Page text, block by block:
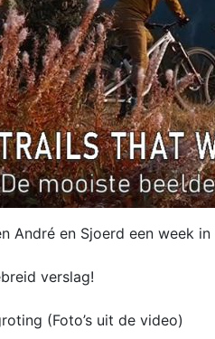
André en Sjoerd een week
verslag!
(Foto’s uit de video)